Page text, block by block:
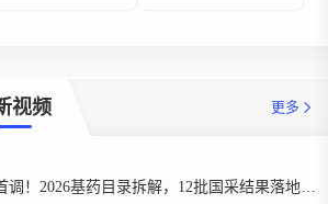
视频 更多